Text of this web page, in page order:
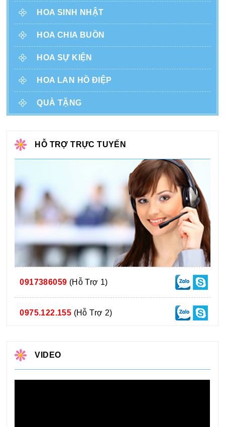
HOA SINH NHẬT
HOA CHIA BUỒN
HOA SỰ KIỆN
HOA LAN HỒ ĐIỆP
QUÀ TẶNG
HỖ TRỢ TRỰC TUYẾN
0917386059 (Hỗ Trợ 1)
0975.122.155 (Hỗ Trợ 2)
VIDEO